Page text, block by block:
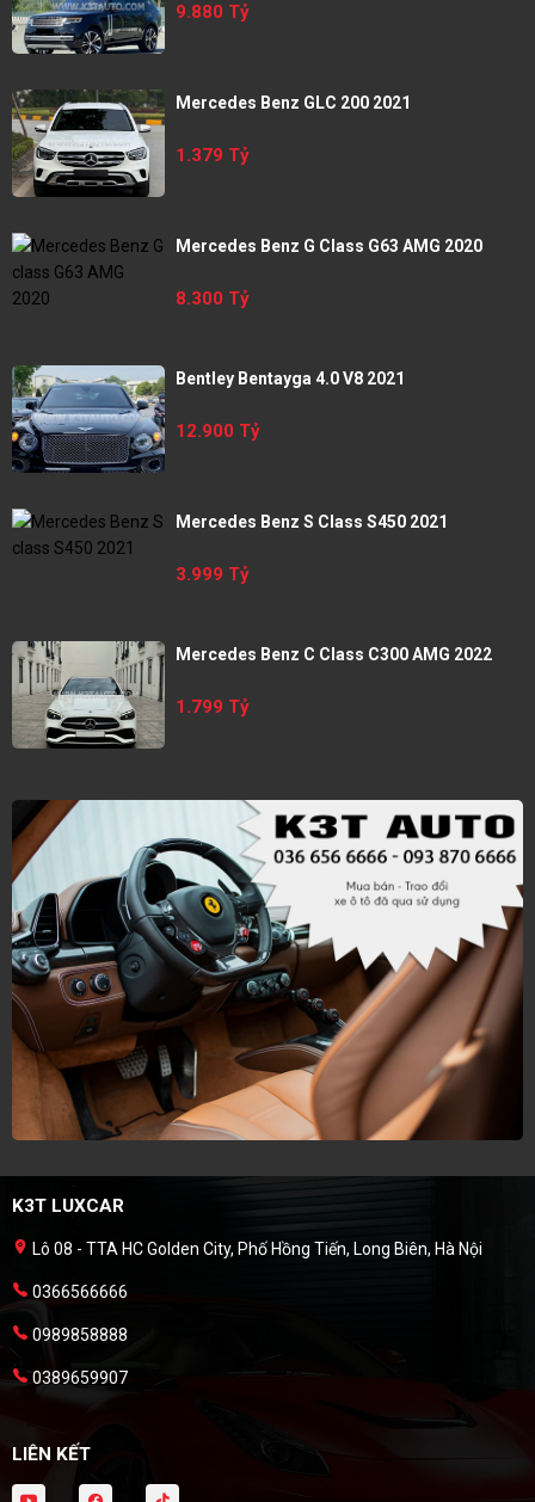
9.880 Tỷ
Mercedes Benz GLC 200 2021
1.379 Tỷ
Mercedes Benz G Class G63 AMG 2020
8.300 Tỷ
Bentley Bentayga 4.0 V8 2021
12.900 Tỷ
Mercedes Benz S Class S450 2021
3.999 Tỷ
Mercedes Benz C Class C300 AMG 2022
1.799 Tỷ
K3T LUXCAR
Lô 08 - TTA HC Golden City, Phố Hồng Tiến, Long Biên, Hà Nội
0366566666
0989858888
0389659907
LIÊN KẾT